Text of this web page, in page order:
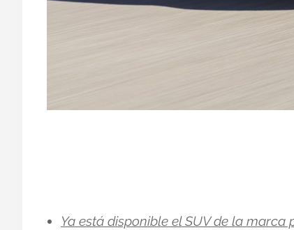
Ya está disponible el SUV de la